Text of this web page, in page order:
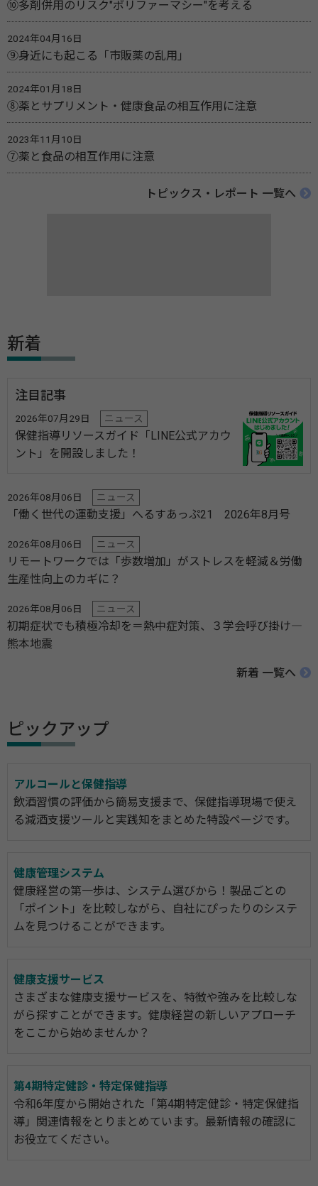
⑩多剤併用のリスク"ポリファーマシー"を考える
2024年04月16日
⑨身近にも起こる「市販薬の乱用」
2024年01月18日
⑧薬とサプリメント・健康食品の相互作用に注意
2023年11月10日
⑦薬と食品の相互作用に注意
トピックス・レポート 一覧へ
新着
注目記事
2026年07月29日 ニュース
保健指導リソースガイド「LINE公式アカウ
ント」を開設しました！
2026年08月06日 ニュース
「働く世代の運動支援」へるすあっぷ21 2026年8月号
2026年08月06日 ニュース
リモートワークでは「歩数増加」がストレスを軽減＆労働
生産性向上のカギに？
2026年08月06日 ニュース
初期症状でも積極冷却を＝熱中症対策、３学会呼び掛け―
熊本地震
新着 一覧へ
ピックアップ
アルコールと保健指導
飲酒習慣の評価から簡易支援まで、保健指導現場で使え
る減酒支援ツールと実践知をまとめた特設ページです。
健康管理システム
健康経営の第一歩は、システム選びから！製品ごとの
「ポイント」を比較しながら、自社にぴったりのシステ
ムを見つけることができます。
健康支援サービス
さまざまな健康支援サービスを、特徴や強みを比較しな
がら探すことができます。健康経営の新しいアプローチ
をここから始めませんか？
第4期特定健診・特定保健指導
令和6年度から開始された「第4期特定健診・特定保健指
導」関連情報をとりまとめています。最新情報の確認に
お役立てください。